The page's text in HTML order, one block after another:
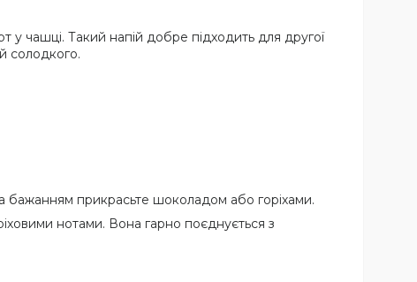
у чашці. Такий напій добре підходить для другої
солодкого.
бажанням прикрасьте шоколадом або горіхами.
нотами. Вона гарно поєднується з